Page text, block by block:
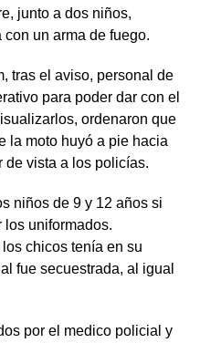
junto a dos niños,
un arma de fuego.
tras el aviso, personal de
para poder dar con el
ordenaron que
la moto huyó a pie hacia
de vista a los policías.
niños de 9 y 12 años si
los uniformados.
chicos tenía en su
fue secuestrada, al igual
por el medico policial y